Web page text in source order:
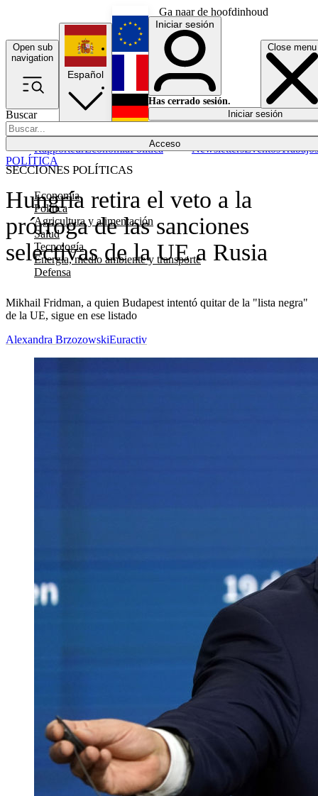
Ga naar de hoofdinhoud
Open sub
navigation
Close menu
Buscar
Acceso
SECCIONES POLÍTICAS
Economía
Política
Agricultura y alimentación
Salud
Tecnología
Energía, medio ambiente y transporte
Defensa
RapporteurEconomíaPolítica NewslettersEventosTrabajos
Español
English
Français
Iniciar sesión
Has cerrado sesión.
Iniciar sesión
Hungría retira el veto a la
prórroga de las sanciones
selectivas de la UE a Rusia
Mikhail Fridman, a quien Budapest intentó quitar de la "lista negra"
de la UE, sigue en ese listado
POLÍTICA
Alexandra BrzozowskiEuractiv